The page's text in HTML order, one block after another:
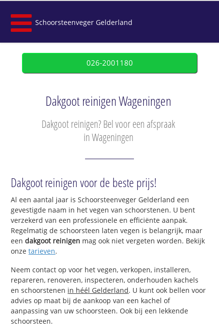
Schoorsteenveger Gelderland
026-2001180
Dakgoot reinigen Wageningen
Dakgoot reinigen? Bel voor een afspraak
in Wageningen
Dakgoot reinigen voor de beste prijs!
Al een aantal jaar is Schoorsteenveger Gelderland een
gevestigde naam in het vegen van schoorstenen. U bent
verzekerd van een professionele en efficiënte aanpak.
Regelmatig de schoorsteen laten vegen is belangrijk, maar
eendakgoot reinigen mag ook niet vergeten worden. Bekijk
onzetarieven.
Neem contact op voor het vegen, verkopen, installeren,
repareren, renoveren, inspecteren, onderhouden kachels
en schoorstenen in héél Gelderland. U kunt ook bellen voor
advies op maat bij de aankoop van een kachel of
aanpassing van uw schoorsteen. Ook bij een lekkende
schoorsteen.